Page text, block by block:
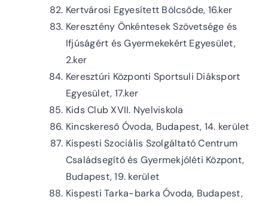
Kertvárosi Egyesített Bölcsőde, 16.ker
Keresztény Önkéntesek Szövetsége és
Ifjúságért és Gyermekekért Egyesület,
2.ker
Keresztúri Központi Sportsuli Diáksport
Egyesület, 17.ker
Kids Club XVII. Nyelviskola
Kincskereső Óvoda, Budapest, 14. kerület
Kispesti Szociális Szolgáltató Centrum
Családsegítő és Gyermekjóléti Központ,
Budapest, 19. kerület
Kispesti Tarka-barka Óvoda, Budapest,